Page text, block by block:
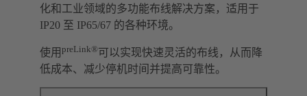
化和工业领域的多功能布线解决方案，适用于
IP20 至 IP65/67 的各种环境。
使用 preLink®可以实现快速灵活的布线，从而降
低成本、减少停机时间并提高可靠性。